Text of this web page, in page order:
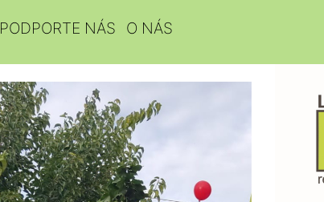
PODPORTE NÁS O NÁS